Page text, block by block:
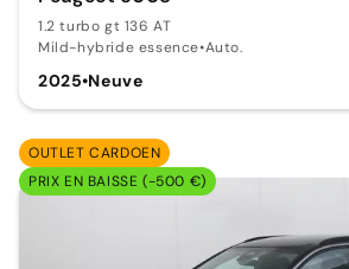
1.2 turbo gt 136 AT
Mild-hybride essence•Auto.
2025•Neuve
OUTLET CARDOEN
PRIX EN BAISSE (-500 €)